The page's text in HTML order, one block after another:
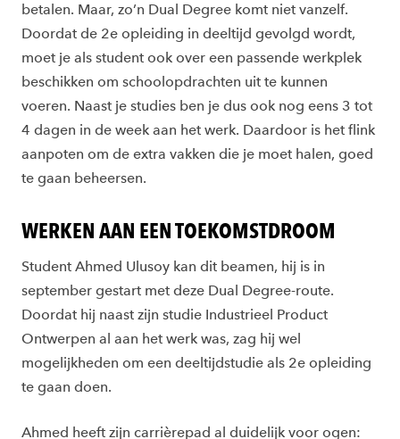
betalen. Maar, zo’n Dual Degree komt niet vanzelf.
Doordat de 2e opleiding in deeltijd gevolgd wordt,
moet je als student ook over een passende werkplek
beschikken om schoolopdrachten uit te kunnen
voeren. Naast je studies ben je dus ook nog eens 3 tot
4 dagen in de week aan het werk. Daardoor is het flink
aanpoten om de extra vakken die je moet halen, goed
te gaan beheersen.
WERKEN AAN EEN TOEKOMSTDROOM
Student Ahmed Ulusoy kan dit beamen, hij is in
september gestart met deze Dual Degree-route.
Doordat hij naast zijn studie Industrieel Product
Ontwerpen al aan het werk was, zag hij wel
mogelijkheden om een deeltijdstudie als 2e opleiding
te gaan doen.
Ahmed heeft zijn carrièrepad al duidelijk voor ogen: